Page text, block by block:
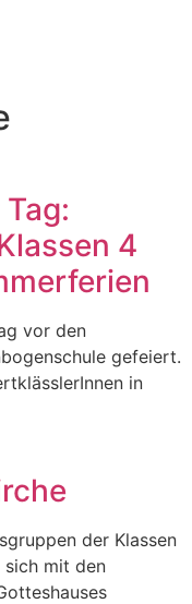
4
vor den
gefeiert.
in
der Klassen
sich mit den